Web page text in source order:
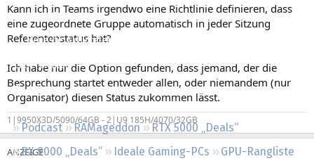
Neue Beiträge
Neueste Aktivitäten
Leserartikel
Regeln
Podcast RAMageddon
RTX 5000 „Deals“
RX 9000 „Deals“
Ideale Gaming-PCs
GPU-Rangliste
Kann ich in Teams irgendwo eine Richtlinie definieren, dass
eine zugeordnete Gruppe automatisch in jeder Sitzung
Referentenstatus hat?
Ich habe nur die Option gefunden, dass jemand, der die
Besprechung startet entweder allen, oder niemandem (nur
Organisator) diesen Status zukommen lässt.
1|9950X3D/5090/64GB - 2|U9 185H/4070/32GB